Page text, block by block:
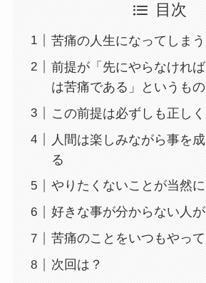
目次
苦痛の人生になってしま
前提が「先にやらなけれ
は苦痛である」というもの
この前提は必ずしも正し
人間は楽しみながら事を
る
やりたくないことが当然
好きな事が分からない人
苦痛のことをいつもやって
次回は？